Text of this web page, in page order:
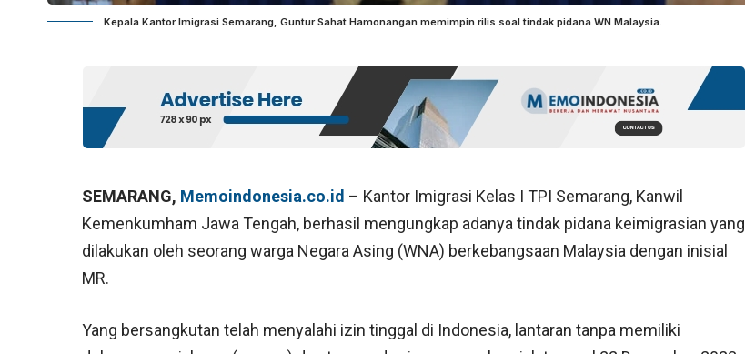
Kepala Kantor Imigrasi Semarang, Guntur Sahat Hamonangan memimpin rilis soal tindak pidana WN Malaysia.
SEMARANG, Memoindonesia.co.id – Kantor Imigrasi Kelas I TPI Semarang, Kanwil
Kemenkumham Jawa Tengah, berhasil mengungkap adanya tindak pidana keimigrasian yang
dilakukan oleh seorang warga Negara Asing (WNA) berkebangsaan Malaysia dengan inisial
MR.
Yang bersangkutan telah menyalahi izin tinggal di Indonesia, lantaran tanpa memiliki